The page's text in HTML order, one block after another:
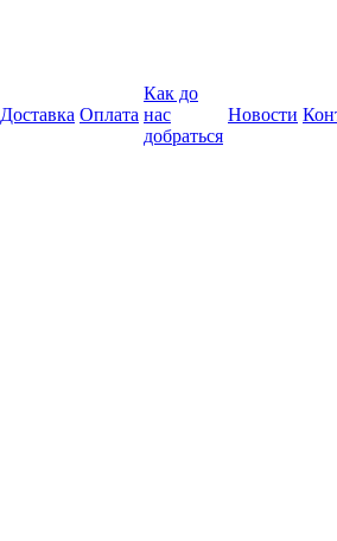
Доставка Оплата
Как до
нас
добраться
Новости